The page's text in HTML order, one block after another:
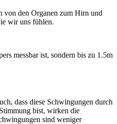
von den Organen zum Hirn und
wir uns fühlen.
messbar ist, sondern bis zu 1.5m
dass diese Schwingungen durch
bist, wirken die
sind weniger